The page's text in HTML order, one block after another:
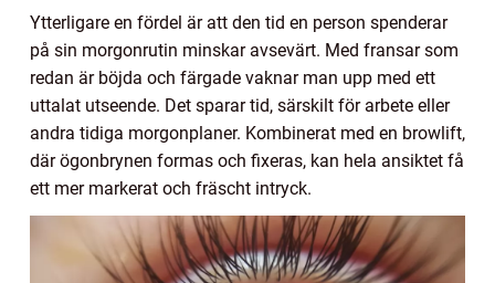
Ytterligare en fördel är att den tid en person spenderar
på sin morgonrutin minskar avsevärt. Med fransar som
redan är böjda och färgade vaknar man upp med ett
uttalat utseende. Det sparar tid, särskilt för arbete eller
andra tidiga morgonplaner. Kombinerat med en browlift,
där ögonbrynen formas och fixeras, kan hela ansiktet få
ett mer markerat och fräscht intryck.